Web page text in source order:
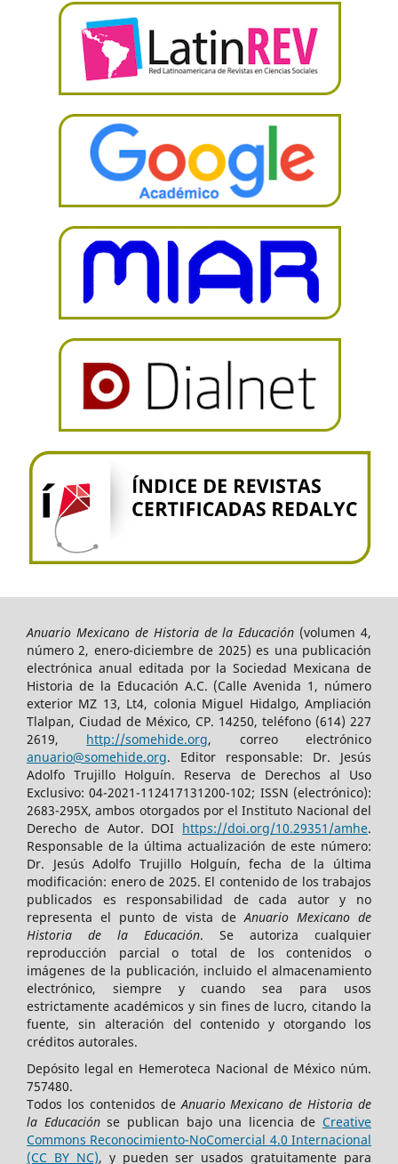
Anuario Mexicano de Historia de la Educación (volumen 4,
número 2, enero-diciembre de 2025) es una publicación
electrónica anual editada por la Sociedad Mexicana de
Historia de la Educación A.C. (Calle Avenida 1, número
exterior MZ 13, Lt4, colonia Miguel Hidalgo, Ampliación
Tlalpan, Ciudad de México, CP. 14250, teléfono (614) 227
2619, http://somehide.org, correo electrónico
anuario@somehide.org. Editor responsable: Dr. Jesús
Adolfo Trujillo Holguín. Reserva de Derechos al Uso
Exclusivo: 04-2021-112417131200-102; ISSN (electrónico):
2683-295X, ambos otorgados por el Instituto Nacional del
Derecho de Autor. DOI https://doi.org/10.29351/amhe.
Responsable de la última actualización de este número:
Dr. Jesús Adolfo Trujillo Holguín, fecha de la última
modificación: enero de 2025. El contenido de los trabajos
publicados es responsabilidad de cada autor y no
representa el punto de vista de Anuario Mexicano de
Historia de la Educación. Se autoriza cualquier
reproducción parcial o total de los contenidos o
imágenes de la publicación, incluido el almacenamiento
electrónico, siempre y cuando sea para usos
estrictamente académicos y sin fines de lucro, citando la
fuente, sin alteración del contenido y otorgando los
créditos autorales.
Depósito legal en Hemeroteca Nacional de México núm.
757480.
Todos los contenidos de Anuario Mexicano de Historia de
la Educaciónse publican bajo una licencia de Creative
Commons Reconocimiento-NoComercial 4.0 Internacional
(CC BY NC), y pueden ser usados gratuitamente para